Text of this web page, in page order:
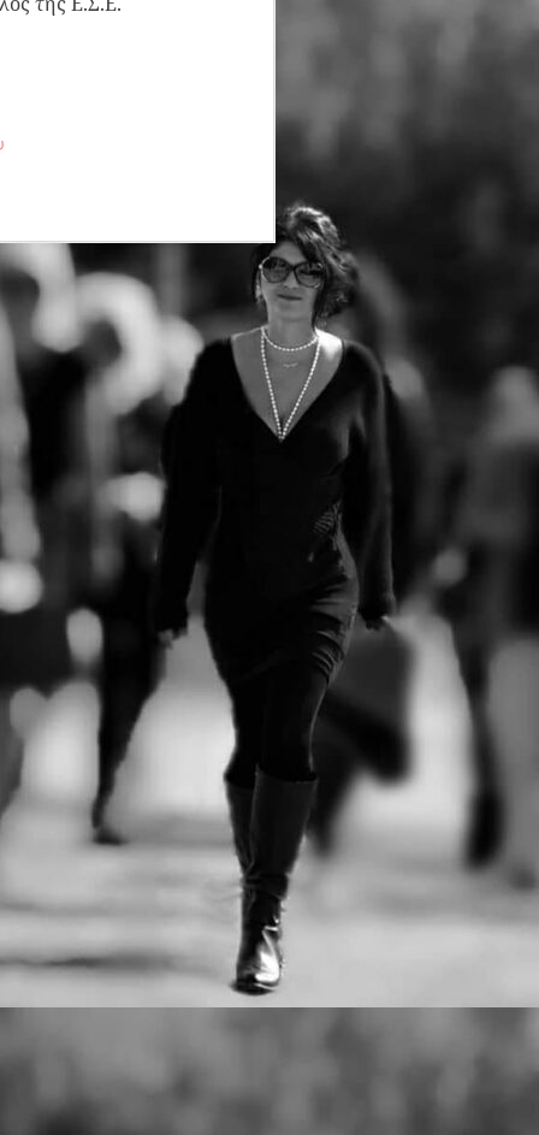
1944"
Οι εγγραφές του 4ου Δρόμου
Θυσίας "Κακολύρι 1944"
συνεχίζονται!
Ο Δρόμος Θυσίας που
διεξάγεται για να κρατήσει
ζωντανή τη μνήμη του
Ολοκαυτώματος των
Σάββατο 04/07/2026, για
τέταρτη χρονιά στους
Μαρτυρικούς Ταξιάρχες σε,
δύο αναβαθμισμένους
αγώνες:
· Δρόμος Θυσίας 21,1 χλμ
· Δρόμος Θυσίας 4,7 χλμ
Στο Δρόμο Θυσίας «Κακολύρι
1944» οι δρομείς αγωνίζονται,
μαζί με τους ανθρώπους που
στήθηκαν στο απόσπασμα.